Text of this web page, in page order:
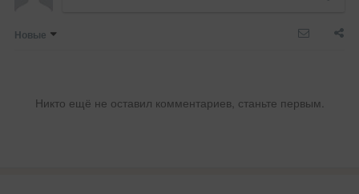
Новые
Никто ещё не оставил комментариев, станьте первым.